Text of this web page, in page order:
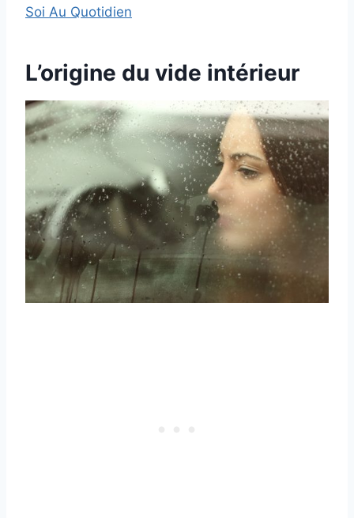
Soi Au Quotidien
L’origine du vide intérieur